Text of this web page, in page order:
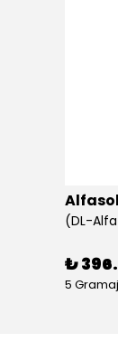
Alfasol
(DL-
₺
5 Gramaj